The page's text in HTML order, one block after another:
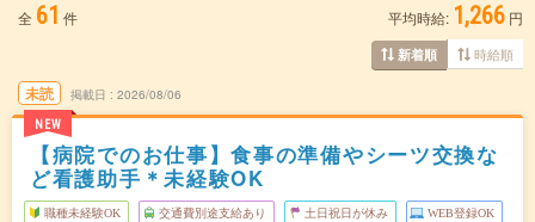
全 61 件 平均時給: 1,266 円
新着順 時給順
未読
NEW
掲載日 2026/08/06
【病院でのお仕事】食事の準備やシーツ交換な
ど看護助手＊未経験OK
職種未経験OK 交通費別途支給あり 土日祝日が休み WEB登録OK